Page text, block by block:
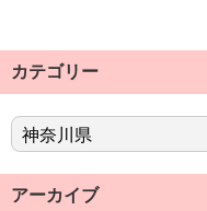
カテゴリー
アーカイブ